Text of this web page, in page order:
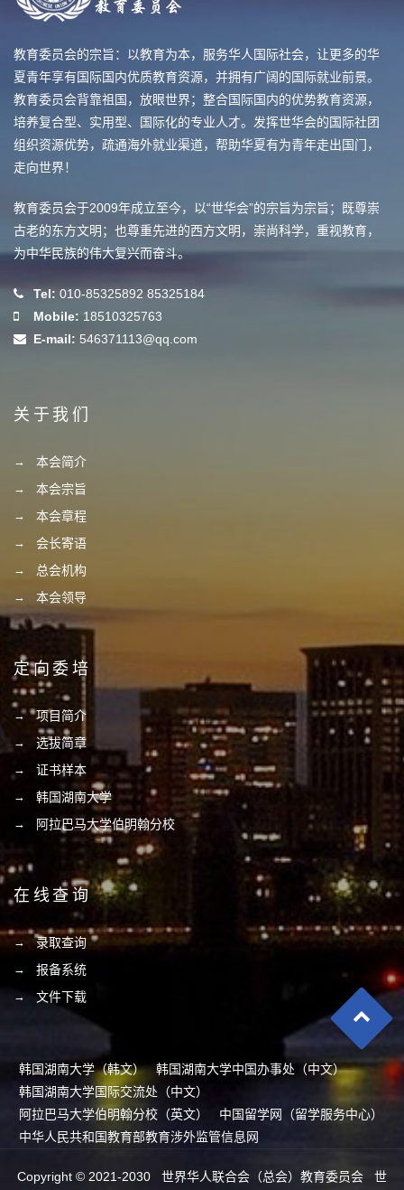
教育委员会的宗旨：以教育为本，服务华人国际社会，让更多的华
夏青年享有国际国内优质教育资源，并拥有广阔的国际就业前景。
教育委员会背靠祖国，放眼世界；整合国际国内的优势教育资源，
培养复合型、实用型、国际化的专业人才。发挥世华会的国际社团
组织资源优势，疏通海外就业渠道，帮助华夏有为青年走出国门，
走向世界！
教育委员会于2009年成立至今，以“世华会”的宗旨为宗旨；既尊崇
古老的东方文明；也尊重先进的西方文明，崇尚科学，重视教育，
为中华民族的伟大复兴而奋斗。
Tel: 010-85325892 85325184
Mobile: 18510325763
E-mail: 546371113@qq.com
关于我们
本会简介
本会宗旨
本会章程
会长寄语
总会机构
本会领导
定向委培
项目简介
选拔简章
证书样本
韩国湖南大学
阿拉巴马大学伯明翰分校
在线查询
录取查询
报备系统
文件下载
韩国湖南大学（韩文）
韩国湖南大学中国办事处（中文）
韩国湖南大学国际交流处（中文）
阿拉巴马大学伯明翰分校（英文）
中国留学网（留学服务中心）
中华人民共和国教育部教育涉外监管信息网
Copyright © 2021-2030 世界华人联合会（总会）教育委员会 世